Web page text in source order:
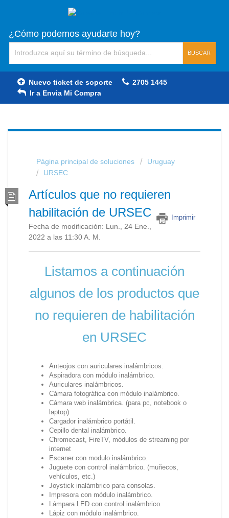
¿Cómo podemos ayudarte hoy?
BUSCAR
Nuevo ticket de soporte
2705 1445
Ir a Envia Mi Compra
Página principal de soluciones
Uruguay
URSEC
Artículos que no requieren
habilitación de URSEC
Imprimir
Fecha de modificación: Lun., 24 Ene.,
2022 a las 11:30 A. M.
Listamos a continuación
algunos de los productos que
no requieren de habilitación
en URSEC
Anteojos con auriculares inalámbricos.
Aspiradora con módulo inalámbrico.
Auriculares inalámbricos.
Cámara fotográfica con módulo inalámbrico.
Cámara web inalámbrica. (para pc, notebook o
laptop)
Cargador inalámbrico portátil.
Cepillo dental inalámbrico.
Chromecast, FireTV, módulos de streaming por
internet
Escaner con modulo inalámbrico.
Juguete con control inalámbrico. (muñecos,
vehículos, etc.)
Joystick inalámbrico para consolas.
Impresora con módulo inalámbrico.
Lámpara LED con control inalámbrico.
Lápiz con módulo inalámbrico.